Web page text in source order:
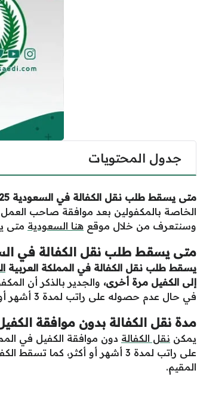
جدول المحتويات
متى يسقط طلب نقل الكفالة في السعودية 2025 وما هي المدة اللازمة
الخاصة بالمكفولين بعد موافقة صاحب العمل
وسنتعرف من خلال موقع هنا السعودية متى
متى يسقط طلب نقل الكفالة في
يسقط طلب نقل الكفالة في المملكة العربية
إلى الكفيل مرة أخرى، والجدير بالذكر أن
في حال عدم حصوله على راتب لمدة 3 أشهر أو أكثر، كما تسقط الكفالة في حال كانت المنشأة ضمن النطاق الأحمر.
مدة نقل الكفالة بدون موافقة
يمكن نقل الكفالة دون موافقة الكفيل في
المقيم.